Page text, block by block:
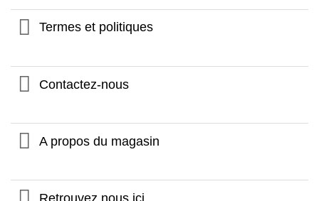
Termes et politiques
Contactez-nous
A propos du magasin
Retrouvez nous ici